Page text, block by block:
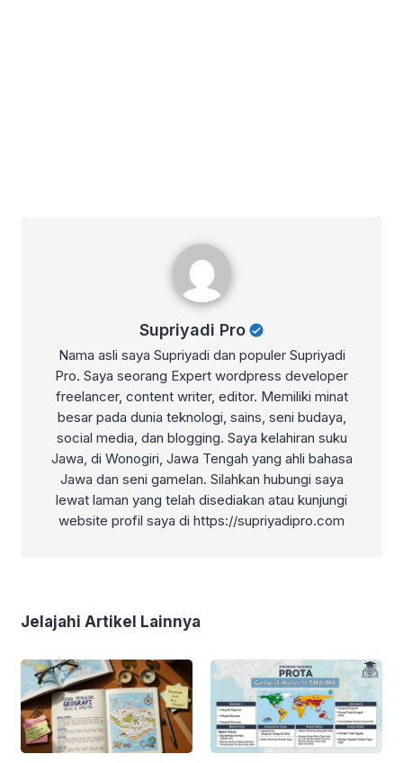
Supriyadi Pro
Nama asli saya Supriyadi dan populer Supriyadi
Pro. Saya seorang Expert wordpress developer
freelancer, content writer, editor. Memiliki minat
besar pada dunia teknologi, sains, seni budaya,
social media, dan blogging. Saya kelahiran suku
Jawa, di Wonogiri, Jawa Tengah yang ahli bahasa
Jawa dan seni gamelan. Silahkan hubungi saya
lewat laman yang telah disediakan atau kunjungi
website profil saya di https://supriyadipro.com
Jelajahi Artikel Lainnya